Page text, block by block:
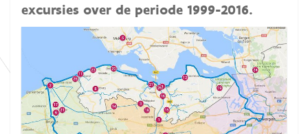
excursies over de periode 1999-2016.